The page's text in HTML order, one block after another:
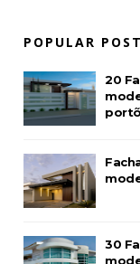
POPULAR
20
30